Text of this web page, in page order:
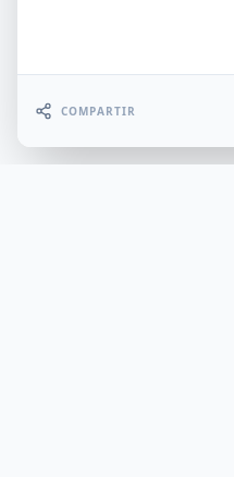
COMPARTIR